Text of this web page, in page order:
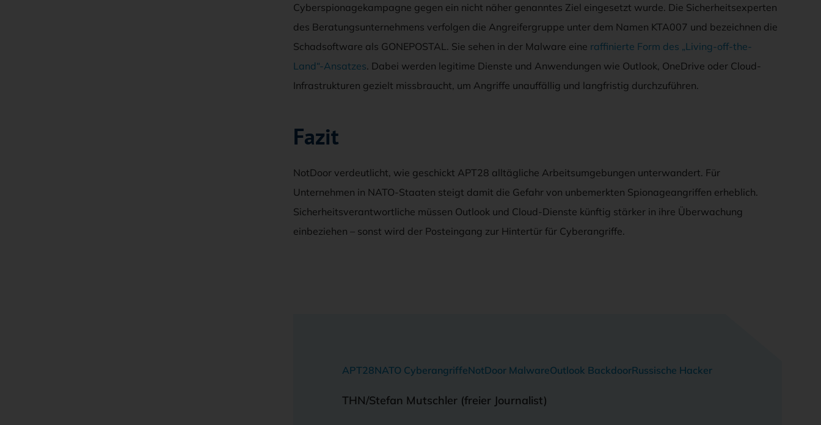
Cyberspionagekampagne gegen ein nicht näher genanntes Ziel eingesetzt wurde. Die Sicherheitsexperten
des Beratungsunternehmens verfolgen die Angreifergruppe unter dem Namen KTA007 und bezeichnen die
Schadsoftware als GONEPOSTAL. Sie sehen in der Malware eine raffinierte Form des „Living-off-the-
Land“-Ansatzes. Dabei werden legitime Dienste und Anwendungen wie Outlook, OneDrive oder Cloud-
Infrastrukturen gezielt missbraucht, um Angriffe unauffällig und langfristig durchzuführen.
Fazit
NotDoor verdeutlicht, wie geschickt APT28 alltägliche Arbeitsumgebungen unterwandert. Für
Unternehmen in NATO-Staaten steigt damit die Gefahr von unbemerkten Spionageangriffen erheblich.
Sicherheitsverantwortliche müssen Outlook und Cloud-Dienste künftig stärker in ihre Überwachung
einbeziehen – sonst wird der Posteingang zur Hintertür für Cyberangriffe.
APT28NATO CyberangriffeNotDoor MalwareOutlook BackdoorRussische Hacker
THN/Stefan Mutschler (freier Journalist)